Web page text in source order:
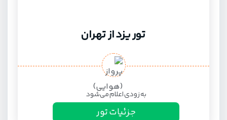
تور یزد از تهران
به زودی اعلام می‌شود
جزئیات تور